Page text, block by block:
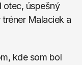
otec, úspešný
Malaciek a
kde som bol